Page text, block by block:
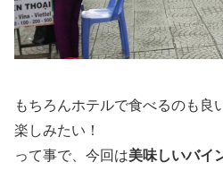
もちろんホテルで食べるのも良
楽しみたい！
って事で、今回は美味しいバイ